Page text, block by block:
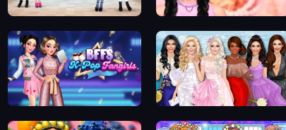
High School BFFs: Girls Team Wendy Soft Girl Makeup
BFFs K-Pop Fangirls Model Dress Up Girl